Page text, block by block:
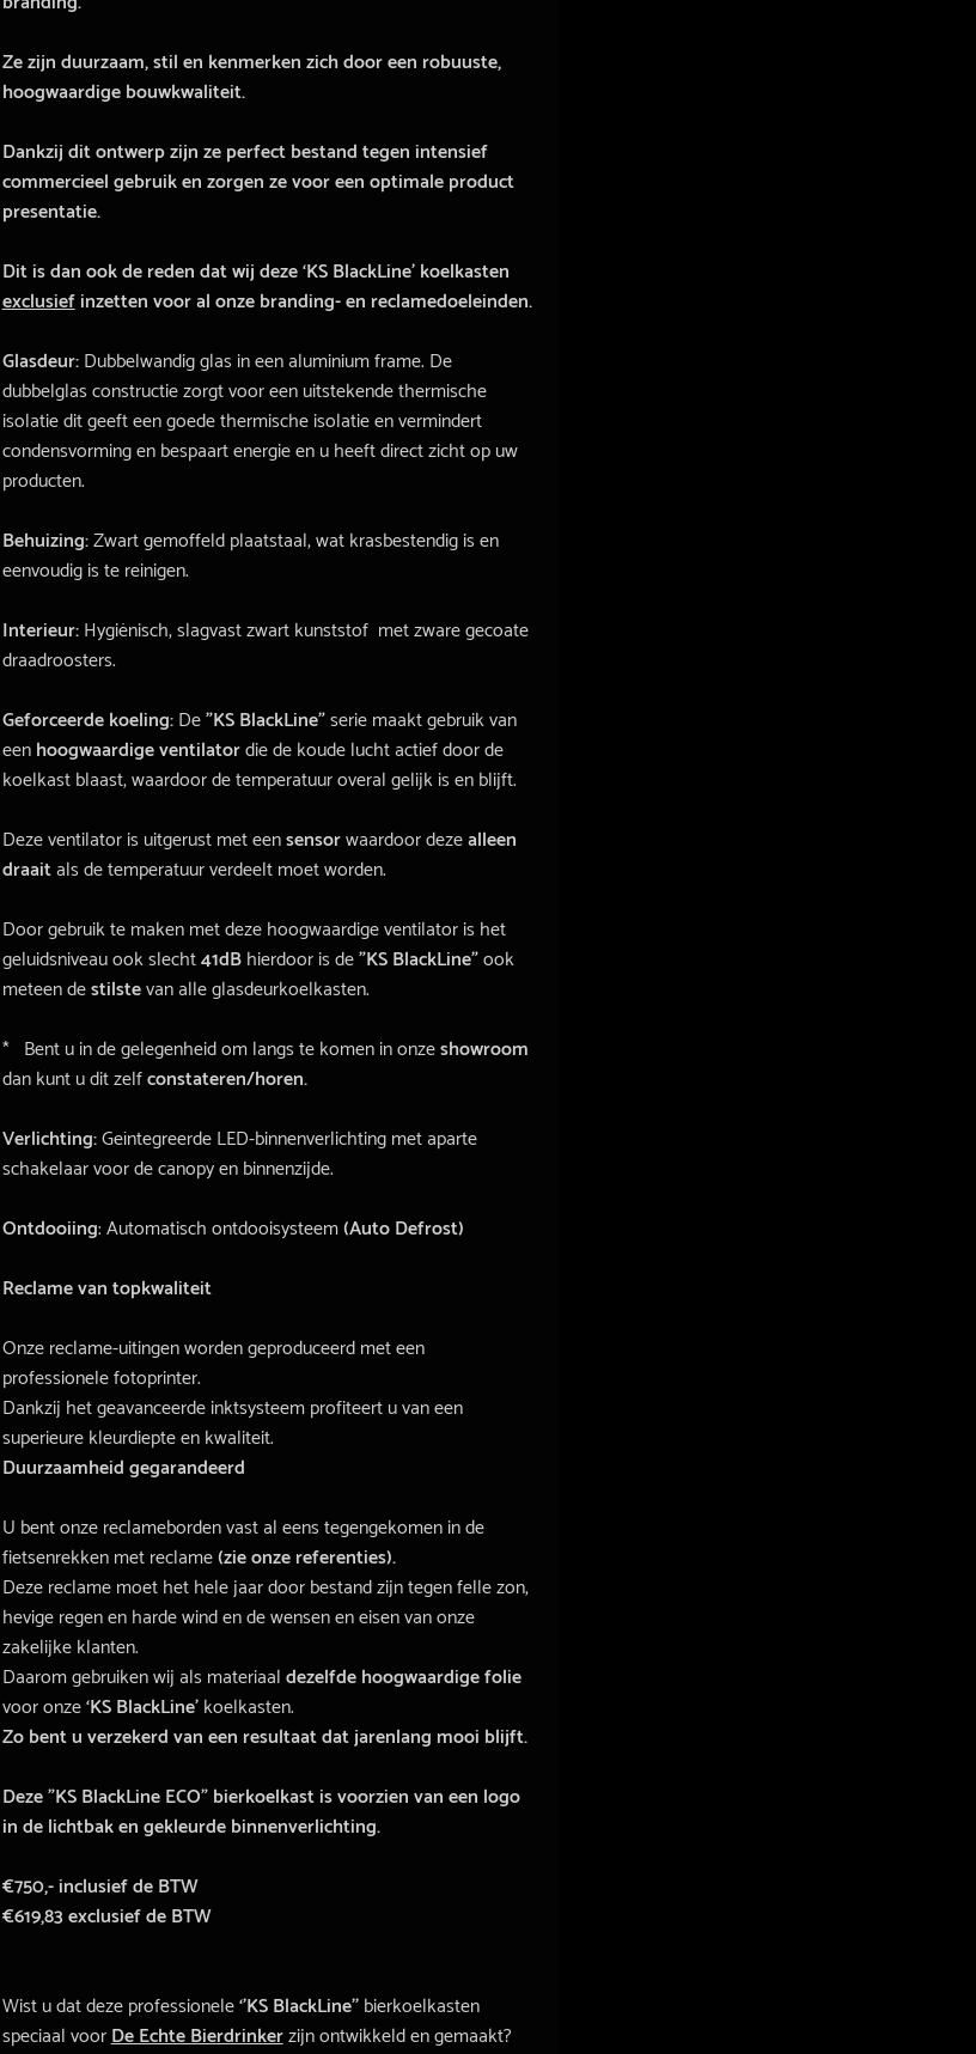
Ze zijn duurzaam, stil en kenmerken zich door een robuuste,
hoogwaardige bouwkwaliteit.
Dankzij dit ontwerp zijn ze perfect bestand tegen intensief
commercieel gebruik en zorgen ze voor een optimale product
presentatie.
Dit is dan ook de reden dat wij deze ‘KS BlackLine’ koelkasten
exclusiefinzetten voor al onze branding- en reclamedoeleinden.
Glasdeur:Dubbelwandig glas in een aluminium frame. De
dubbelglas constructie zorgt voor een uitstekende thermische
isolatie dit geeft een goede thermische isolatie en vermindert
condensvorming en bespaart energie en u heeft direct zicht op uw
producten.
Behuizing:Zwart gemoffeld plaatstaal, wat krasbestendig is en
eenvoudig is te reinigen.
Interieur:Hygiënisch, slagvast zwart kunststof met zware gecoate
draadroosters.
Geforceerde koeling:De”KS BlackLine”serie maakt gebruik van
eenhoogwaardige ventilatordie de koude lucht actief door de
koelkast blaast, waardoor de temperatuur overal gelijk is en blijft.
Deze ventilator is uitgerust met eensensorwaardoor dezealleen
draaitals de temperatuur verdeelt moet worden.
Door gebruik te maken met deze hoogwaardige ventilator is het
geluidsniveau ook slecht41dBhierdoor is de”KS BlackLine”ook
meteen destilstevan alle glasdeurkoelkasten.
* Bent u in de gelegenheid om langs te komen in onzeshowroom
dan kunt u dit zelfconstateren/horen.
Verlichting:Geïntegreerde LED-binnenverlichting met aparte
schakelaar voor de canopy en binnenzijde.
Ontdooiing: Automatisch ontdooisysteem(Auto Defrost)
Reclame van topkwaliteit
Onze reclame-uitingen worden geproduceerd met een
professionele fotoprinter.
Dankzij het geavanceerde inktsysteem profiteert u van een
superieure kleurdiepte en kwaliteit.
Duurzaamheid gegarandeerd
U bent onze reclameborden vast al eens tegengekomen in de
fietsenrekken met reclame(zie onze referenties).
Deze reclame moet het hele jaar door bestand zijn tegen felle zon,
hevige regen en harde wind en de wensen en eisen van onze
zakelijke klanten.
Daarom gebruiken wij als materiaaldezelfde hoogwaardige folie
voor onze‘KS BlackLine’koelkasten.
Zo bent u verzekerd van een resultaat dat jarenlang mooi blijft.
Deze ”KS BlackLine ECO” bierkoelkast is voorzien van een logo
in de lichtbak en gekleurde binnenverlichting.
€750,- inclusief de BTW
€619,83 exclusief de BTW
Wist u dat deze professionele‘’KS BlackLine’’bierkoelkasten
speciaal voorDe Echte Bierdrinkerzijn ontwikkeld en gemaakt?